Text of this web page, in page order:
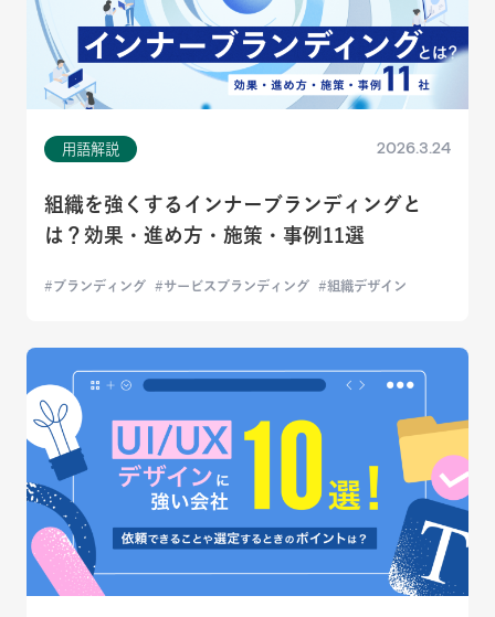
用語解説 2026.3.24
組織を強くするインナーブランディングと
は？効果・進め方・施策・事例11選
ブランディング サービスブランディング 組織デザイン